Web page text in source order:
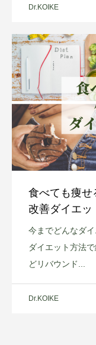
Dr.KOIKE
食べても痩せ
改善ダイエッ
今までどんなダ
ダイエット方法
どリバウンド...
Dr.KOIKE